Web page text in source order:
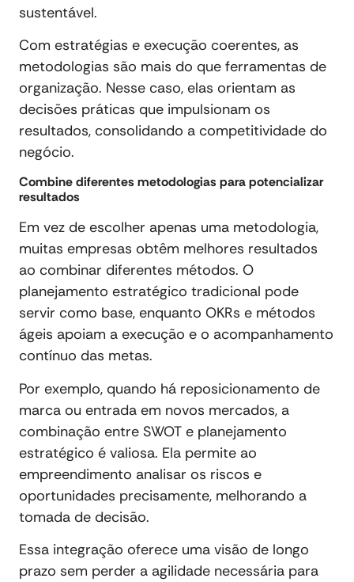
sustentável.
Com estratégias e execução coerentes, as
metodologias são mais do que ferramentas de
organização. Nesse caso, elas orientam as
decisões práticas que impulsionam os
resultados, consolidando a competitividade do
negócio.
Combine diferentes metodologias para potencializar
resultados
Em vez de escolher apenas uma metodologia,
muitas empresas obtêm melhores resultados
ao combinar diferentes métodos. O
planejamento estratégico tradicional pode
servir como base, enquanto OKRs e métodos
ágeis apoiam a execução e o acompanhamento
contínuo das metas.
Por exemplo, quando há reposicionamento de
marca ou entrada em novos mercados, a
combinação entre SWOT e planejamento
estratégico é valiosa. Ela permite ao
empreendimento analisar os riscos e
oportunidades precisamente, melhorando a
tomada de decisão.
Essa integração oferece uma visão de longo
prazo sem perder a agilidade necessária para